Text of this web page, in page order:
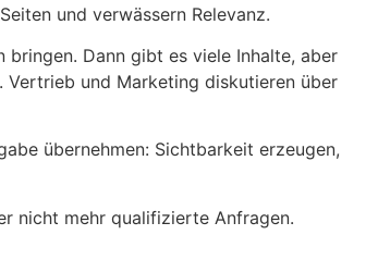
und verwässern Relevanz.
Dann gibt es viele Inhalte, aber
Vertrieb und Marketing diskutieren über
übernehmen: Sichtbarkeit erzeugen,
nicht mehr qualifizierte Anfragen.